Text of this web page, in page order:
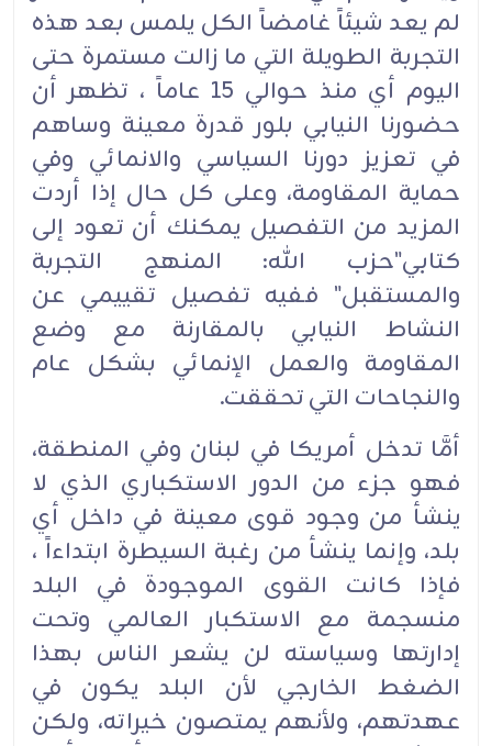
لم يعد شيئاً غامضاً الكل يلمس بعد هذه
التجربة الطويلة التي ما زالت مستمرة حتى
اليوم أي منذ حوالي 15 عاماً ، تظهر أن
حضورنا النيابي بلور قدرة معينة وساهم
في تعزيز دورنا السياسي والانمائي وفي
حماية المقاومة، وعلى كل حال إذا أردت
المزيد من التفصيل يمكنك أن تعود إلى
كتابي"حزب الله: المنهج التجربة
والمستقبل" ففيه تفصيل تقييمي عن
النشاط النيابي بالمقارنة مع وضع
المقاومة والعمل الإنمائي بشكل عام
والنجاحات التي تحققت.
أمَّا تدخل أمريكا في لبنان وفي المنطقة،
فهو جزء من الدور الاستكباري الذي لا
ينشأ من وجود قوى معينة في داخل أي
بلد، وإنما ينشأ من رغبة السيطرة ابتداءاً ،
فإذا كانت القوى الموجودة في البلد
منسجمة مع الاستكبار العالمي وتحت
إدارتها وسياسته لن يشعر الناس بهذا
الضغط الخارجي لأن البلد يكون في
عهدتهم، ولأنهم يمتصون خيراته، ولكن